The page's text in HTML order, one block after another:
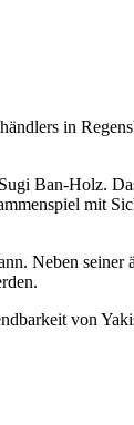
in
Ban-Holz.
mit
Neben
von